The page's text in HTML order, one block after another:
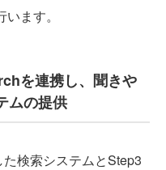
ます。
を連携し、聞きや
ムの提供
検索システムとStep3